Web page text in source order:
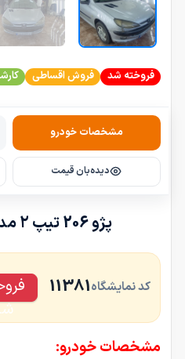
فروخته شد فروش اقساطی
مشخصات خودرو
دیده‌بان قیمت
پژو 206 تیپ ۲ مدل 2006-1385
کد نمایشگاه11381
مشخصات خودرو: